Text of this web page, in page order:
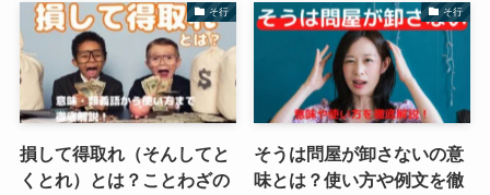
そ行
損して得取れ（そんしてと
くとれ）とは？ことわざの
そ行
そうは問屋が卸さないの意
味とは？使い方や例文を徹